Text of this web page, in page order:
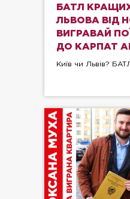
БАТЛ
ЛЬВОВА ВІД
ВИГРАВАЙ
ДО КАРПАТ
Київ чи Львів?